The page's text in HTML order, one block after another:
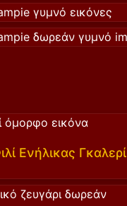
Ενήλικας Γκαλερί